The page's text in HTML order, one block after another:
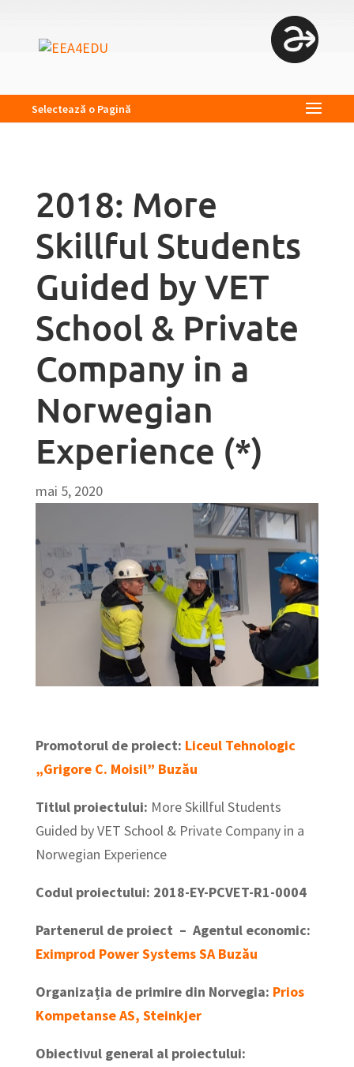
Selectează o Pagină
2018: More
Skillful Students
Guided by VET
School & Private
Company in a
Norwegian
Experience (*)
mai 5, 2020
Promotorul de proiect: Liceul Tehnologic
„Grigore C. Moisil” Buzău
Titlul proiectului: More Skillful Students
Guided by VET School & Private Company in a
Norwegian Experience
Codul proiectului: 2018-EY-PCVET-R1-0004
Partenerul de proiect – Agentul economic:
Eximprod Power Systems SA Buzău
Organizația de primire din Norvegia: Prios
Kompetanse AS, Steinkjer
Obiectivul general al proiectului: